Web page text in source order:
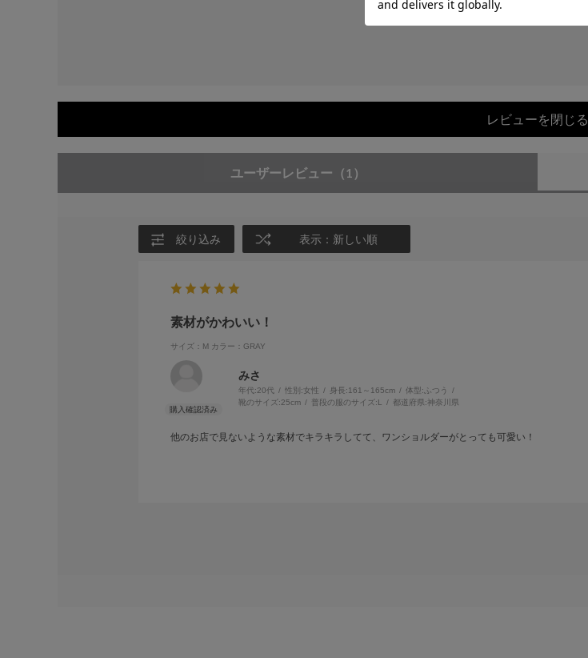
レビューを閉じる
ユーザーレビュー （1）
絞り込み 表示：新しい順
素材がかわいい！
サイズ：M カラー：GRAY
みさ
年代:20代 性別:女性 身長:161～165cm 体型: ふつう
靴のサイズ:25cm 普段の服のサイズ:L 都道府県:神奈川県
他のお店で見ないような素材でキラキラしてて、ワンショルダーがとっても可愛い！